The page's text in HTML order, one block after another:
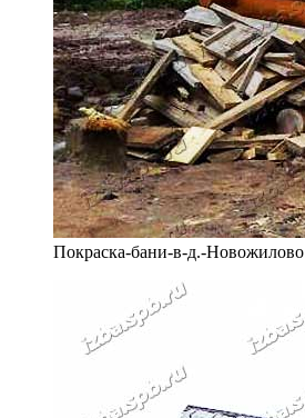
Покраска-бани-в-д.-Новожилово